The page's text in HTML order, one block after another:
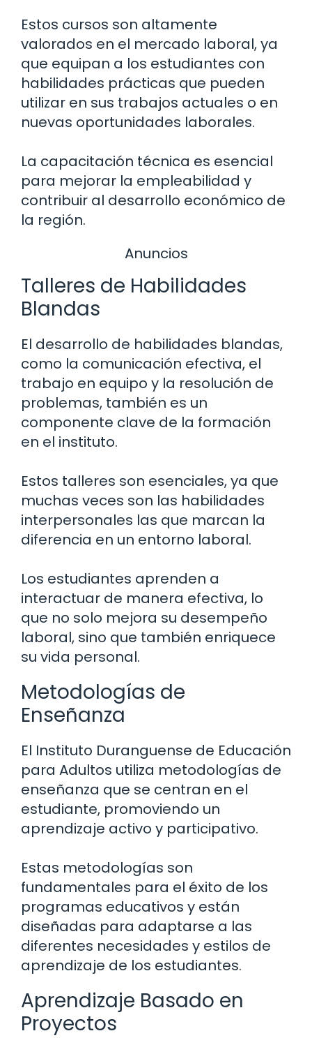
Estos cursos son altamente
valorados en el mercado laboral, ya
que equipan a los estudiantes con
habilidades prácticas que pueden
utilizar en sus trabajos actuales o en
nuevas oportunidades laborales.
La capacitación técnica es esencial
para mejorar la empleabilidad y
contribuir al desarrollo económico de
la región.
Anuncios
Talleres de Habilidades
Blandas
El desarrollo de habilidades blandas,
como la comunicación efectiva, el
trabajo en equipo y la resolución de
problemas, también es un
componente clave de la formación
en el instituto.
Estos talleres son esenciales, ya que
muchas veces son las habilidades
interpersonales las que marcan la
diferencia en un entorno laboral.
Los estudiantes aprenden a
interactuar de manera efectiva, lo
que no solo mejora su desempeño
laboral, sino que también enriquece
su vida personal.
Metodologías de
Enseñanza
El Instituto Duranguense de Educación
para Adultos utiliza metodologías de
enseñanza que se centran en el
estudiante, promoviendo un
aprendizaje activo y participativo.
Estas metodologías son
fundamentales para el éxito de los
programas educativos y están
diseñadas para adaptarse a las
diferentes necesidades y estilos de
aprendizaje de los estudiantes.
Aprendizaje Basado en
Proyectos